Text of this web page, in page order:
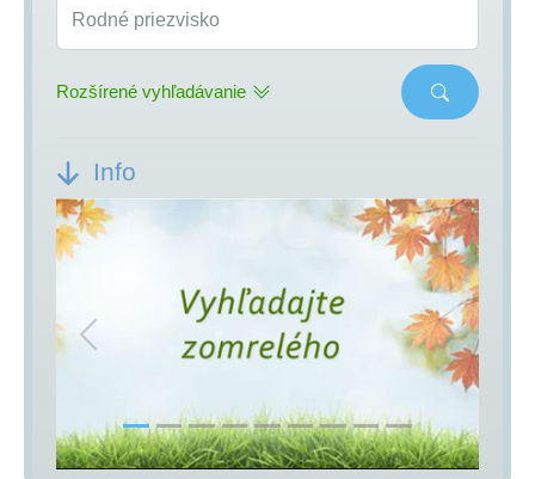
Rodné priezvisko
Rozšírené vyhľadávanie
Info
Previous Next